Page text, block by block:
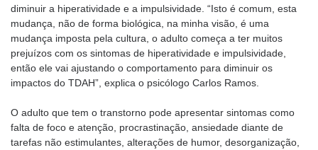
diminuir a hiperatividade e a impulsividade. “Isto é comum, esta
mudança, não de forma biológica, na minha visão, é uma
mudança imposta pela cultura, o adulto começa a ter muitos
prejuízos com os sintomas de hiperatividade e impulsividade,
então ele vai ajustando o comportamento para diminuir os
impactos do TDAH”, explica o psicólogo Carlos Ramos.
O adulto que tem o transtorno pode apresentar sintomas como
falta de foco e atenção, procrastinação, ansiedade diante de
tarefas não estimulantes, alterações de humor, desorganização,